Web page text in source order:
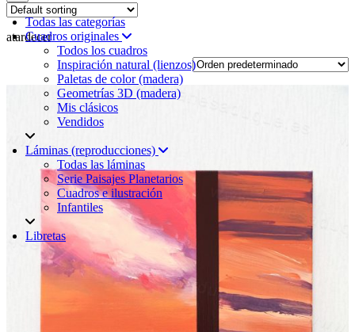
Todas las categorías
Cuadros originales
Todos los cuadros
Inspiración natural (lienzos)
Paletas de color (madera)
Geometrías 3D (madera)
Mis clásicos
Vendidos
Láminas (reproducciones)
Todas las láminas
Serie Paisajes Planetarios
Cuadros e ilustración
Infantiles
Libretas
atardecer